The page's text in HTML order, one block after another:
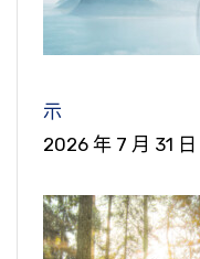
示
2026 年 7 月 31 日